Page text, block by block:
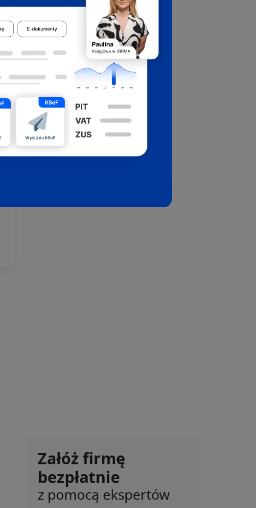
Załóż firmę
bezpłatnie
z pomocą ekspertów